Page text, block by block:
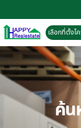
เลือกที่ตั้งโ
ค้น